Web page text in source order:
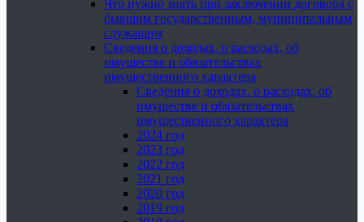
Что нужно знать при заключении договора с
бывшим государственным, муниципальным
служащим
Сведения о доходах, о расходах, об
имуществе и обязательствах
имущественного характера
Сведения о доходах, о расходах, об
имуществе и обязательствах
имущественного характера
2024 год
2023 год
2022 год
2021 год
2020 год
2019 год